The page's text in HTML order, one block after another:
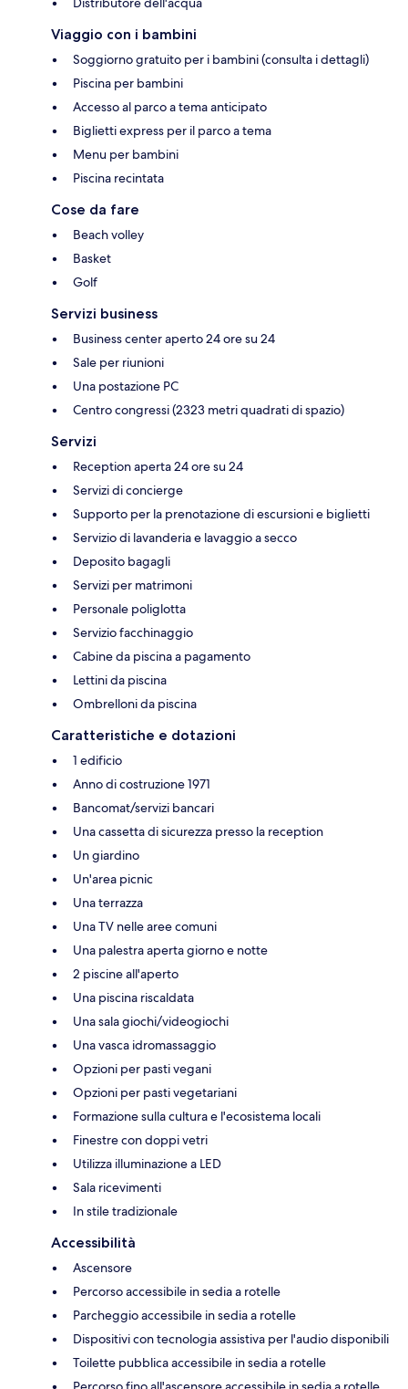
Viaggio con i bambini
Soggiorno gratuito per i bambini (consulta i dettagli)
Piscina per bambini
Accesso al parco a tema anticipato
Biglietti express per il parco a tema
Menu per bambini
Piscina recintata
Cose da fare
Beach volley
Basket
Golf
Servizi business
Business center aperto 24 ore su 24
Sale per riunioni
Una postazione PC
Centro congressi (2323 metri quadrati di spazio)
Servizi
Reception aperta 24 ore su 24
Servizi di concierge
Supporto per la prenotazione di escursioni e biglietti
Servizio di lavanderia e lavaggio a secco
Deposito bagagli
Servizi per matrimoni
Personale poliglotta
Servizio facchinaggio
Cabine da piscina a pagamento
Lettini da piscina
Ombrelloni da piscina
Caratteristiche e dotazioni
1 edificio
Anno di costruzione 1971
Bancomat/servizi bancari
Una cassetta di sicurezza presso la reception
Un giardino
Un'area picnic
Una terrazza
Una TV nelle aree comuni
Una palestra aperta giorno e notte
2 piscine all'aperto
Una piscina riscaldata
Una sala giochi/videogiochi
Una vasca idromassaggio
Opzioni per pasti vegani
Opzioni per pasti vegetariani
Formazione sulla cultura e l'ecosistema locali
Finestre con doppi vetri
Utilizza illuminazione a LED
Sala ricevimenti
In stile tradizionale
Accessibilità
Ascensore
Percorso accessibile in sedia a rotelle
Parcheggio accessibile in sedia a rotelle
Dispositivi con tecnologia assistiva per l'audio disponibili
Toilette pubblica accessibile in sedia a rotelle